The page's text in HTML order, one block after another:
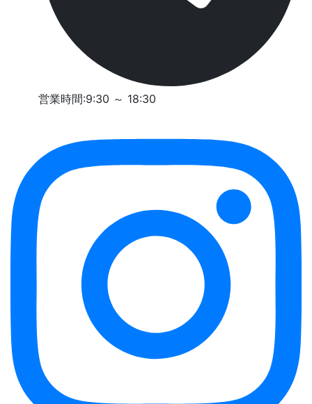
営業時間:9:30 ～ 18:30